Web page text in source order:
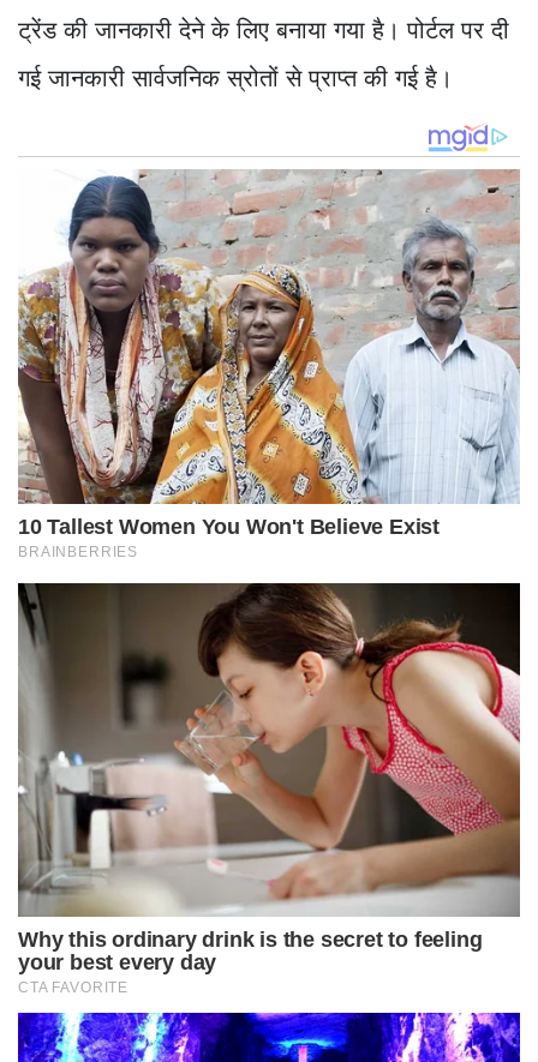
ट्रेंड की जानकारी देने के लिए बनाया गया है। पोर्टल पर दी
गई जानकारी सार्वजनिक स्रोतों से प्राप्त की गई है।